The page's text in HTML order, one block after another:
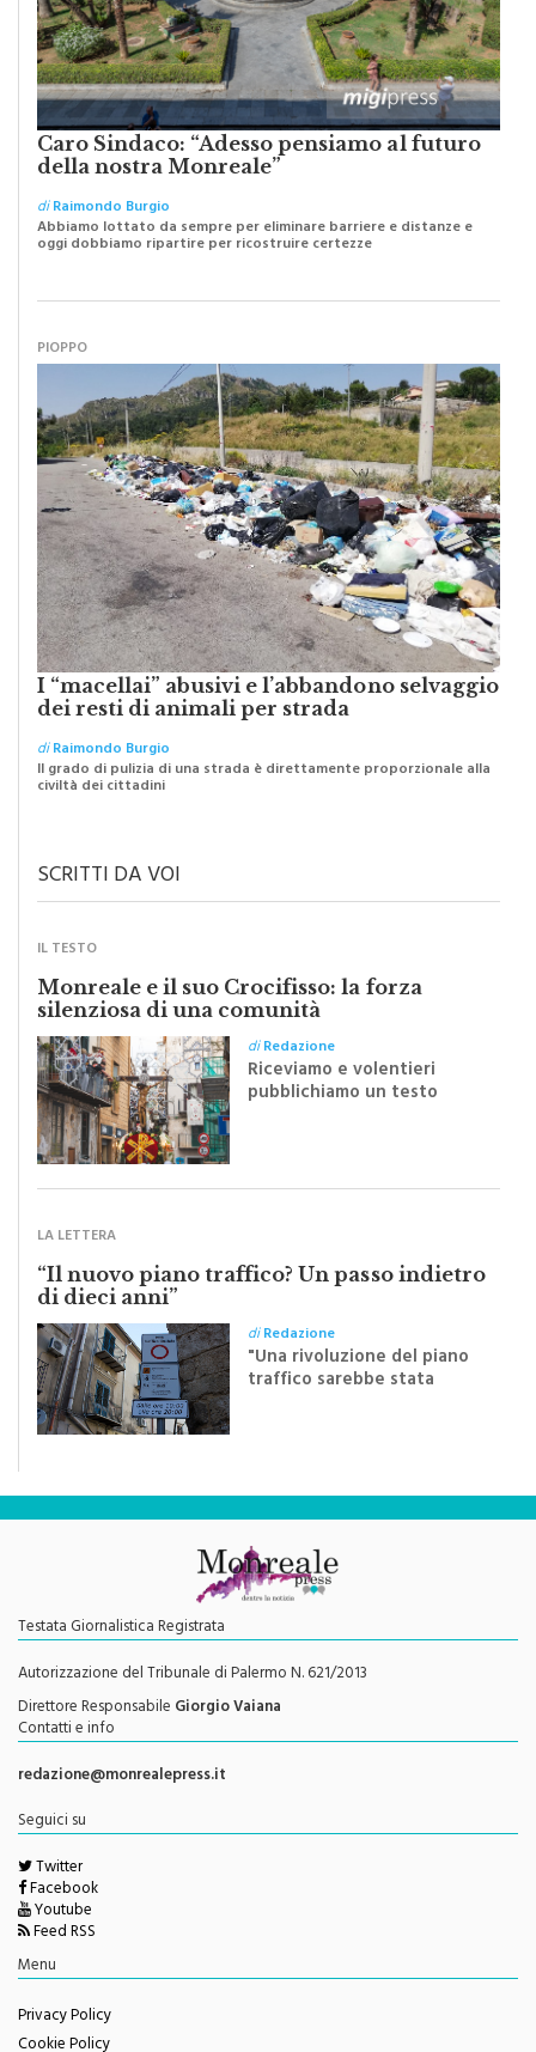
Caro Sindaco: “Adesso pensiamo al futuro
della nostra Monreale”
diRaimondo Burgio
Abbiamo lottato da sempre per eliminare barriere e distanze e
oggi dobbiamo ripartire per ricostruire certezze
I “macellai” abusivi e l’abbandono selvaggio
dei resti di animali per strada
diRaimondo Burgio
Il grado di pulizia di una strada è direttamente proporzionale alla
civiltà dei cittadini
Monreale e il suo Crocifisso: la forza
silenziosa di una comunità
diRedazione
Riceviamo e volentieri
pubblichiamo un testo
inviato dalla scrittrice
monrealese Mariella
“Il nuovo piano traffico? Un passo indietro
di dieci anni”
"Una rivoluzione del piano
traffico sarebbe stata
efficace se preceduta da
una rivoluzione culturale"
Testata Giornalistica Registrata
Autorizzazione del Tribunale di Palermo N. 621/2013
Direttore ResponsabileGiorgio Vaiana
Contatti e info
redazione@monrealepress.it
Twitter
Facebook
Youtube
Feed RSS
Menu
Privacy Policy
Cookie Policy
Disclaimer